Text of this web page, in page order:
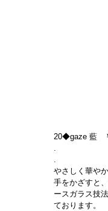
20◆gaze 藍　
.
.
やさしく華や
手をかざすと
ースガラス技
ております。